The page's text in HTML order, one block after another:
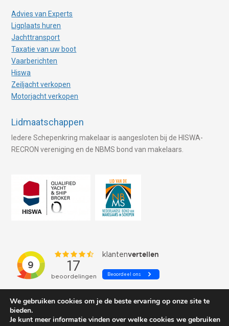
Advies van Experts
Ligplaats huren
Jachttransport
Taxatie van uw boot
Vaarberichten
Hiswa
Zeiljacht verkopen
Motorjacht verkopen
Lidmaatschappen
Iedere Schepenkring makelaar is aangesloten bij de HISWA-
RECRON vereniging en de NBMS bond van makelaars.
We gebruiken cookies om je de beste ervaring op onze site te
bieden.
Je kunt meer informatie vinden over welke cookies we gebruiken